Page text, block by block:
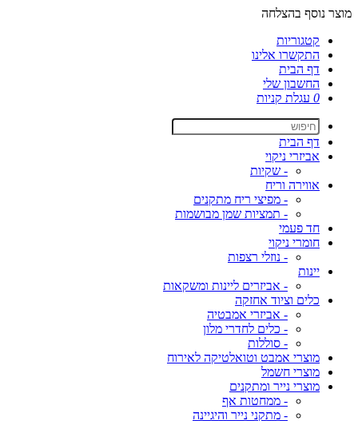
מוצר נוסף בהצלחה
קטגוריות
התקשרו אלינו
דף הבית
החשבון שלי
0 עגלת קניות
דף הבית
אביזרי ניקוי
- שקיות
אווירה וריח
- מפיצי ריח מתקנים
- תמציות שמן מבושמות
חד פעמי
חומרי ניקוי
- נוזלי רצפות
יינות
- אביזרים ליינות ומשקאות
כלים וציוד אחזקה
- אביזרי אמבטיה
- כלים לחדרי מלון
- סוללות
מוצרי אמבט וטואלטיקה לאירוח
מוצרי חשמל
מוצרי נייר ומתקנים
- ממחטות אף
- מתקני נייר והיגיינה